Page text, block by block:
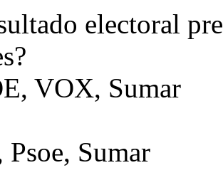
electoral
VOX, Sumar
Psoe, Sumar